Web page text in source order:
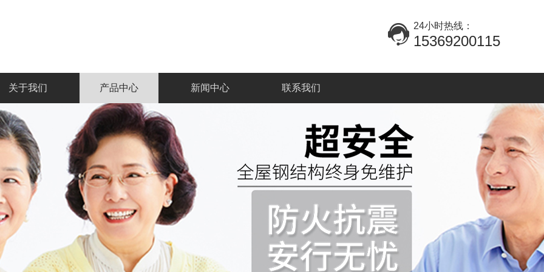
24小时热线：
15369200115
关于我们 产品中心 新闻中心 联系我们